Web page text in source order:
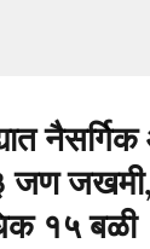
जण जखमी,
१५ बळी